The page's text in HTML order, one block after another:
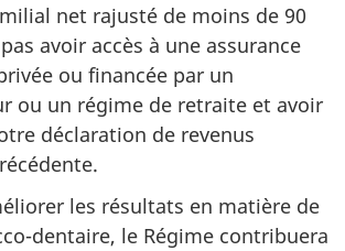
net rajusté de moins de 90
avoir accès à une assurance
ou financée par un
ou un régime de retraite et avoir
déclaration de revenus
les résultats en matière de
dentaire, le Régime contribuera